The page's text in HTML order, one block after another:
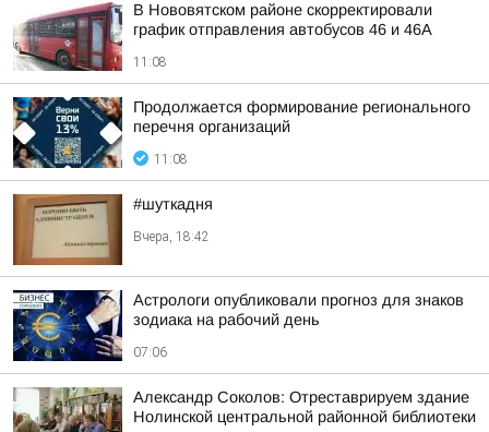
В Нововятском районе скорректировали
график отправления автобусов 46 и 46А
11:08
Продолжается формирование регионального
перечня организаций
11:08
#шуткадня
Вчера, 18:42
Астрологи опубликовали прогноз для знаков
зодиака на рабочий день
07:06
Александр Соколов: Отреставрируем здание
Нолинской центральной районной библиотеки